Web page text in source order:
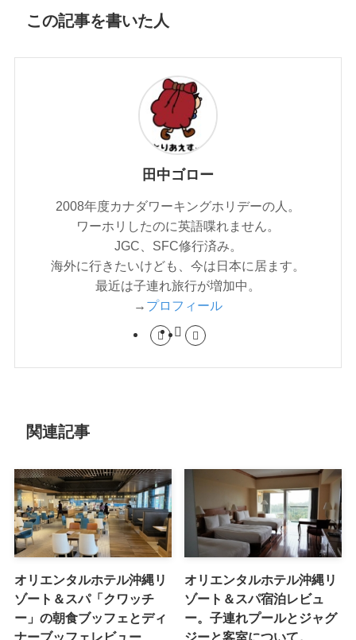
この記事を書いた人
田中ゴロー
2008年度カナダワーキングホリデーの人。
ワーホリしたのに英語喋れません。
JGC、SFC修行済み。
海外に行きたいけども、今は日本に居ます。
最近は子連れ旅行が増加中。
→ プロフィール
関連記事
オリエンタルホテル沖縄リ
ゾート＆スパ「クワッチ
ー」の朝食ブッフェとディ
ナーブッフェレビュー
オリエンタルホテル沖縄リ
ゾート＆スパ宿泊レビュ
ー。子連れプールとジャグ
ジーと客室について。